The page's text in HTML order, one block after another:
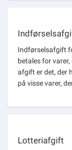
Indførselsafgift
betales for
afgift er det, der
på visse varer,
Lotteriafgift